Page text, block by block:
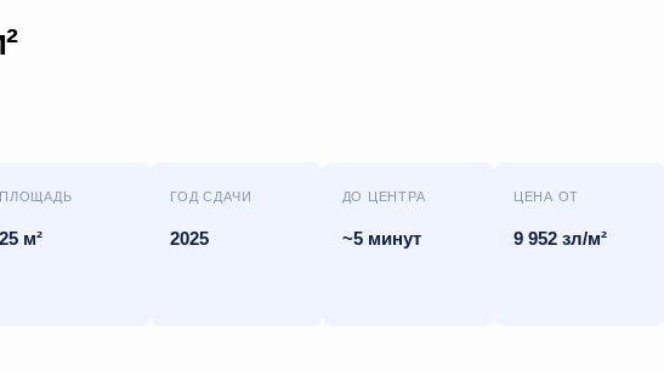
ПЛОЩАДЬ
25 м²
ГОД СДАЧИ
2025
ДО ЦЕНТРА
~5 минут
ЦЕНА ОТ
9 952 зл/м²